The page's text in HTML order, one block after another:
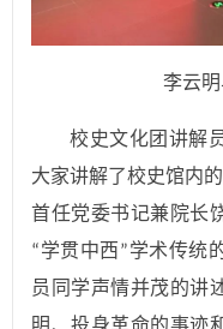
李云
校史文化团讲解
大家讲解了校史馆内
首任党委书记兼院长
“学贯中西”学术传统
员同学声情并茂的讲
明、投身革命的事迹